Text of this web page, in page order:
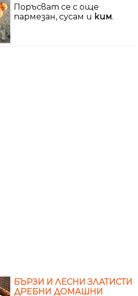
Поръсват се с още
пармезан, сусам и ким.
БЪРЗИ И ЛЕСНИ ЗЛАТИСТИ
ДРЕБНИ ДОМАШНИ